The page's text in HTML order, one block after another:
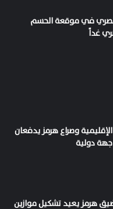
في موقعة الحسم
غداً
الإقليمية وصراع هرمز يدفعان
دولية
هرمز يعيد تشكيل موازين